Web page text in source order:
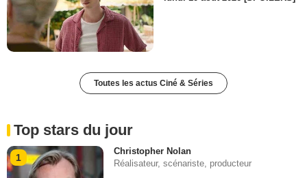
Toutes les actus Ciné & Séries
Top stars du jour
1
Christopher Nolan
Réalisateur, scénariste, producteur